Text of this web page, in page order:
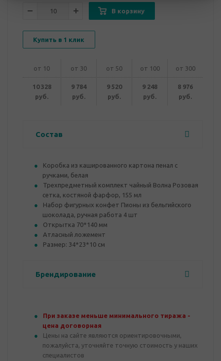
В корзину
Купить в 1 клик
от 10 от 30 от 50 от 100 от 300
10 328
руб.
9 784
руб.
9 520
руб.
9 248
руб.
8 976
руб.
Состав
Коробка из кашированного картона пенал с
ручками, белая
Трехпредметный комплект чайный Волна Розовая
сетка, костяной фарфор, 155 мл
Набор фигурных конфет Пионы из бельгийского
шоколада, ручная работа 4 шт
Открытка 70*140 мм
Атласный ложемент
Размер: 34*23*10 см
Брендирование
При заказе меньше минимального тиража -
цена договорная
Цены на сайте являются ориентировочными,
пожалуйста, уточняйте точную стоимость у наших
специалистов